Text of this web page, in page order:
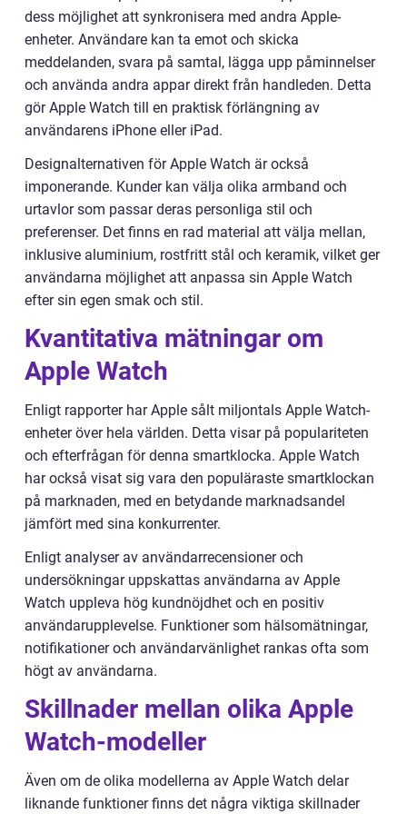
dess möjlighet att synkronisera med andra Apple-
enheter. Användare kan ta emot och skicka
meddelanden, svara på samtal, lägga upp påminnelser
och använda andra appar direkt från handleden. Detta
gör Apple Watch till en praktisk förlängning av
användarens iPhone eller iPad.
Designalternativen för Apple Watch är också
imponerande. Kunder kan välja olika armband och
urtavlor som passar deras personliga stil och
preferenser. Det finns en rad material att välja mellan,
inklusive aluminium, rostfritt stål och keramik, vilket ger
användarna möjlighet att anpassa sin Apple Watch
efter sin egen smak och stil.
Kvantitativa mätningar om
Apple Watch
Enligt rapporter har Apple sålt miljontals Apple Watch-
enheter över hela världen. Detta visar på populariteten
och efterfrågan för denna smartklocka. Apple Watch
har också visat sig vara den populäraste smartklockan
på marknaden, med en betydande marknadsandel
jämfört med sina konkurrenter.
Enligt analyser av användarrecensioner och
undersökningar uppskattas användarna av Apple
Watch uppleva hög kundnöjdhet och en positiv
användarupplevelse. Funktioner som hälsomätningar,
notifikationer och användarvänlighet rankas ofta som
högt av användarna.
Skillnader mellan olika Apple
Watch-modeller
Även om de olika modellerna av Apple Watch delar
liknande funktioner finns det några viktiga skillnader